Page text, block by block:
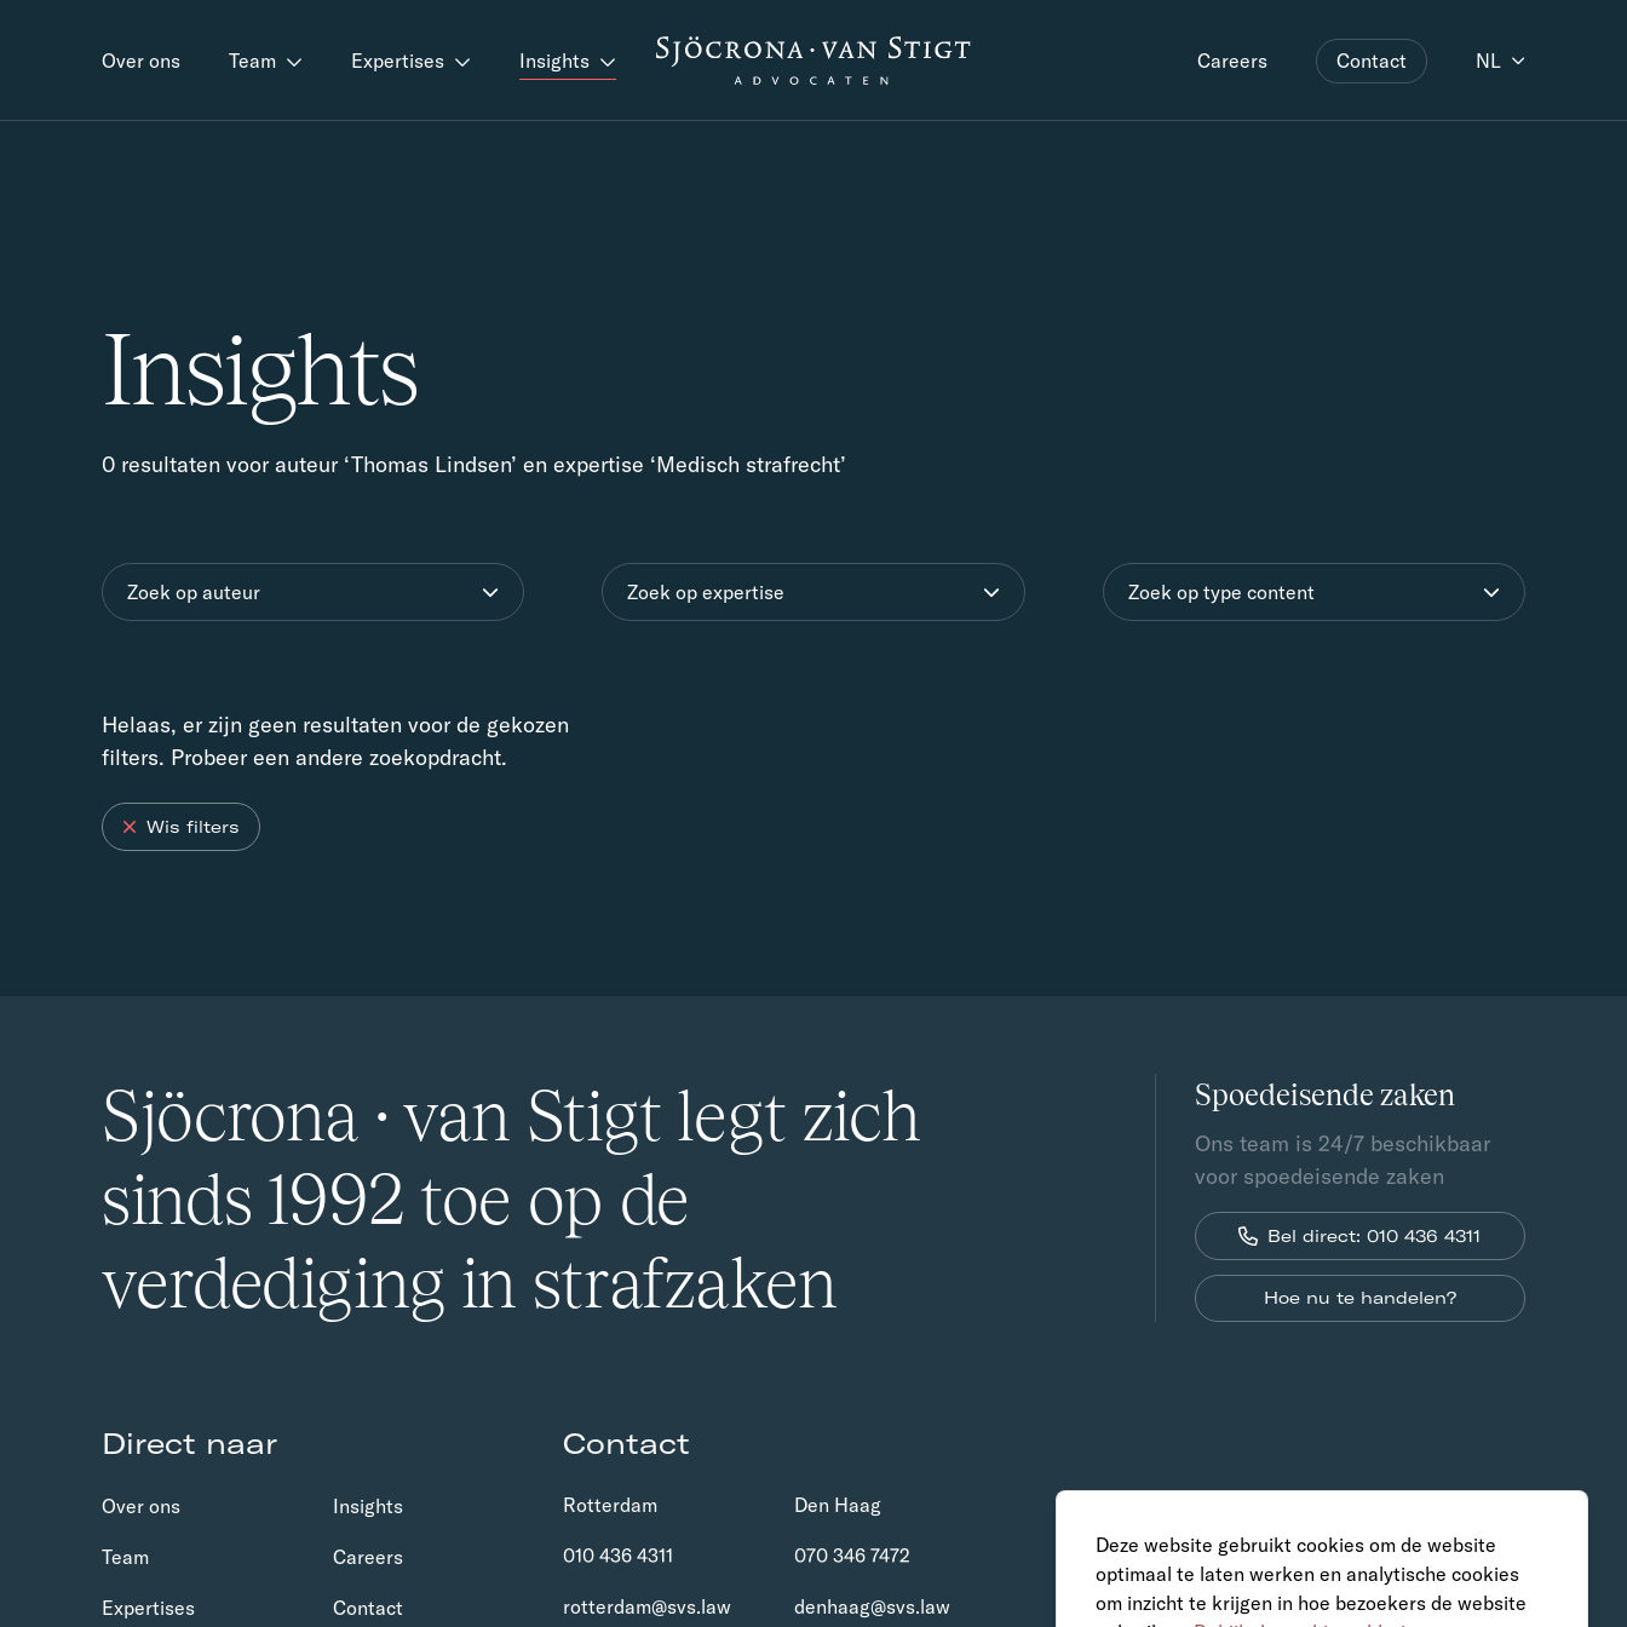
Deze website gebruikt cookies om de website
optimaal te laten werken en analytische cookies
om inzicht te krijgen in hoe bezoekers de website
Over ons Team Expertises Insights Careers Contact NL
Insights
0 resultaten voor auteur ‘Thomas Lindsen’ en expertise ‘Medisch strafrecht’
Zoek op auteur Zoek op expertise Zoek op type content
Helaas, er zijn geen resultaten voor de gekozen
filters. Probeer een andere zoekopdracht.
Wis filters
Sjöcrona · van Stigt legt zich
sinds 1992 toe op de
verdediging in strafzaken
Spoedeisende zaken
Ons team is 24/7 beschikbaar
voor spoedeisende zaken
Bel direct: 010 436 4311
Hoe nu te handelen?
Direct naar
Over ons Insights
Team Careers
Expertises Contact
Contact
Rotterdam
010 436 4311
rotterdam@svs.law
Den Haag
070 346 7472
denhaag@svs.law